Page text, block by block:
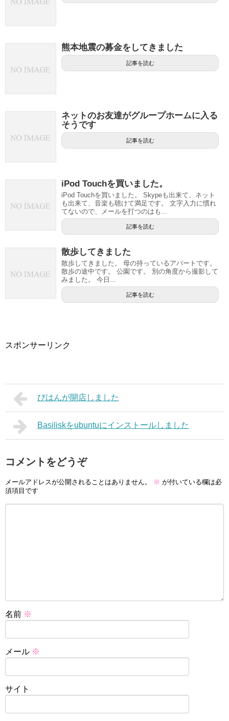
熊本地震の募金をしてきました
記事を読む
ネットのお友達がグループホームに入る
そうです
記事を読む
iPod Touchを買いました。
iPod Touchを買いました。 Skypeも出来て、ネット
も出来て、音楽も聴けて満足です。 文字入力に慣れ
てないので、メールを打つのはも...
記事を読む
散歩してきました
散歩してきました。 母の持っているアパートです。
散歩の途中です。 公園です。 別の角度から撮影して
みました。 今日...
記事を読む
スポンサーリンク
びはんが開店しました
Basiliskをubuntuにインストールしました
コメントをどうぞ
メールアドレスが公開されることはありません。 ※ が付いている欄は必
須項目です
名前 ※
メール ※
サイト